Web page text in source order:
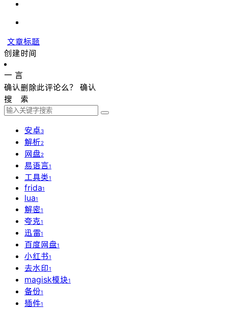
文章标题
创建时间
一 言
确认删除此评论么？
确认
搜 索
安卓3
解析2
网盘2
易语言1
工具类1
frida1
lua1
解密1
夸克1
迅雷1
百度网盘1
小红书1
去水印1
magisk模块1
备份1
插件1